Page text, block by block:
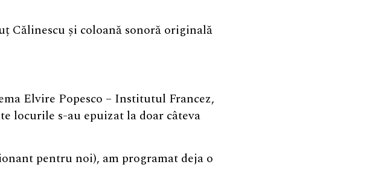
și coloană sonoră originală
Elvire Popesco – Institutul Francez,
locurile s-au epuizat la doar câteva
pentru noi), am programat deja o